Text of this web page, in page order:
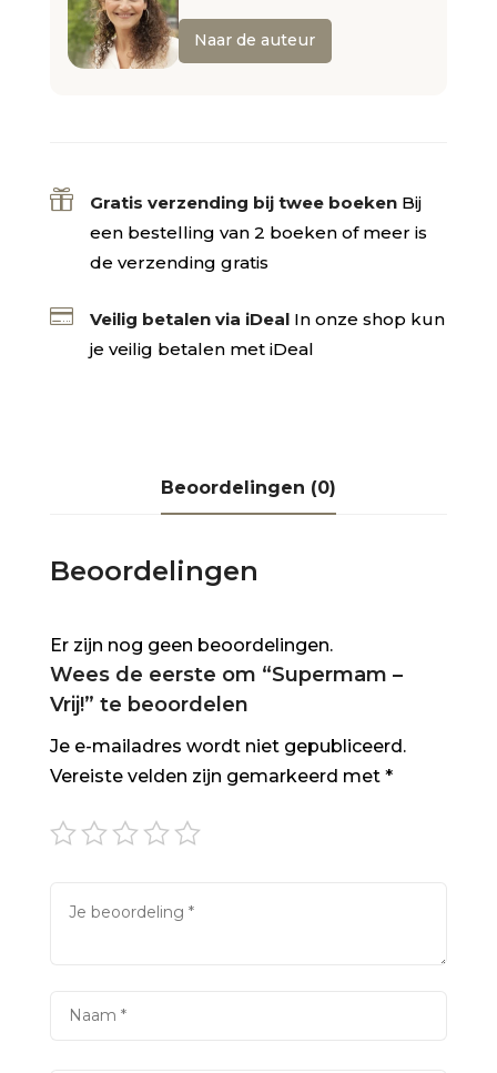
Naar de auteur
 Gratis verzending bij twee boeken Bij
een bestelling van 2 boeken of meer is
de verzending gratis
 Veilig betalen via iDeal In onze shop kun
je veilig betalen met iDeal
Beoordelingen (0)
Beoordelingen
Er zijn nog geen beoordelingen.
Wees de eerste om “Supermam –
Vrij!” te beoordelen
Je e-mailadres wordt niet gepubliceerd.
Vereiste velden zijn gemarkeerd met *